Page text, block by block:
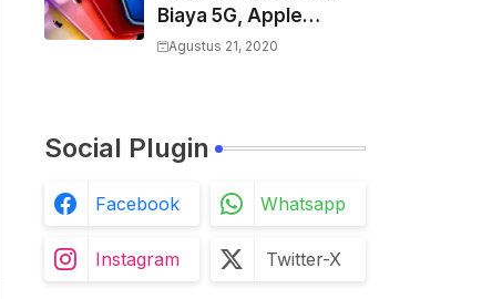
Biaya 5G, Apple
Berencana
Agustus 21, 2020
Social Plugin
Facebook Whatsapp
Instagram Twitter-X